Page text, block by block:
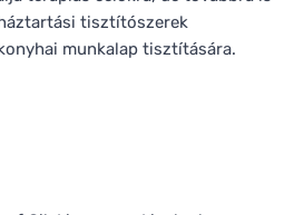
tisztítószerek
munkalap tisztítására.